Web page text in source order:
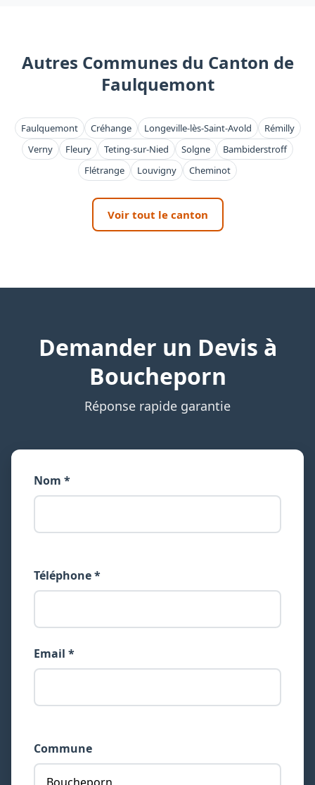
Autres Communes du Canton de
Faulquemont
Faulquemont Créhange Longeville-lès-Saint-Avold
Rémilly
Verny
Fleury Teting-sur-Nied Solgne
Bambiderstroff
Flétrange
Louvigny Cheminot
Voir tout le canton
Demander un Devis à
Boucheporn
Réponse rapide garantie
Nom *
Téléphone *
Email *
Commune